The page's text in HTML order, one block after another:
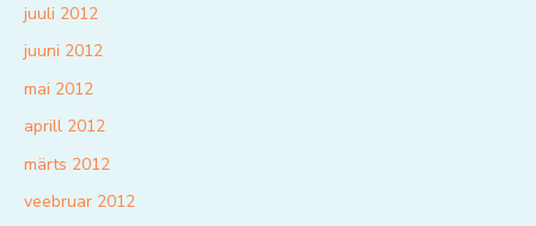
juuli 2012
juuni 2012
mai 2012
aprill 2012
märts 2012
veebruar 2012